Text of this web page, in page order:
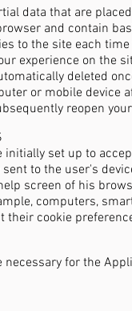
data that are
and contain
to the site each
experience on the
deleted
or mobile device
reopen
set up to
to the user's
screen of his
computers,
their cookie
necessary for the